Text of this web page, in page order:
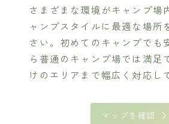
さまざまな環境がキャンプ場
ャンプスタイルに最適な場所
さい。初めてのキャンプでも
ら普通のキャンプ場では満足
けのエリアまで幅広く対応し
マップを確認